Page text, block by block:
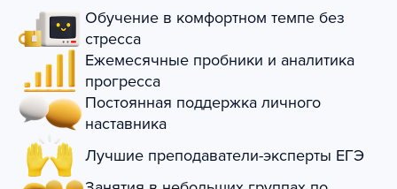
Обучение в комфортном темпе без
стресса
Ежемесячные пробники и аналитика
прогресса
Постоянная поддержка личного
наставника
Лучшие преподаватели-эксперты ЕГЭ